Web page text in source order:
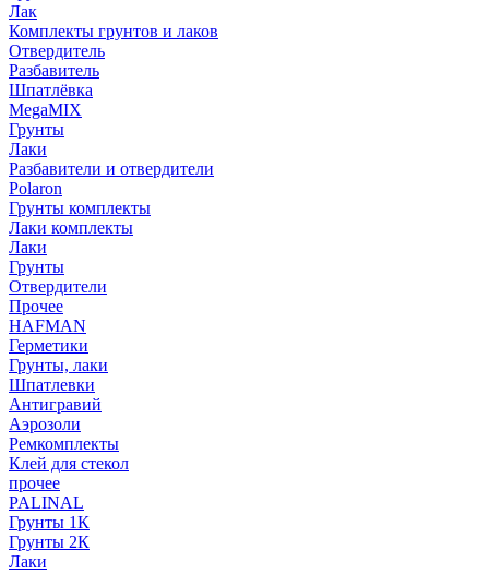
Лак
Комплекты грунтов и лаков
Отвердитель
Разбавитель
Шпатлёвка
MegaMIX
Грунты
Лаки
Разбавители и отвердители
Polaron
Грунты комплекты
Лаки комплекты
Лаки
Грунты
Отвердители
Прочее
HAFMAN
Герметики
Грунты, лаки
Шпатлевки
Антигравий
Аэрозоли
Ремкомплекты
Клей для стекол
прочее
PALINAL
Грунты 1К
Грунты 2К
Лаки